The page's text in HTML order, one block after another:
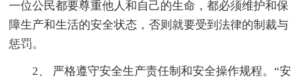
一位公民都要尊重他人和自己的生命，都必须维护和保
障生产和生活的安全状态，否则就要受到法律的制裁与
惩罚。
2、 严格遵守安全生产责任制和安全操作规程。“安